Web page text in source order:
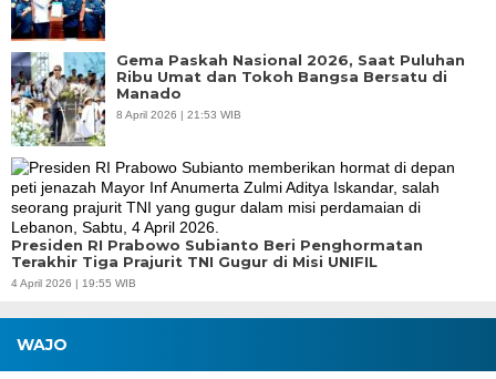
Gema Paskah Nasional 2026, Saat Puluhan
Ribu Umat dan Tokoh Bangsa Bersatu di
Manado
8 April 2026 | 21:53 WIB
Presiden RI Prabowo Subianto Beri Penghormatan
Terakhir Tiga Prajurit TNI Gugur di Misi UNIFIL
4 April 2026 | 19:55 WIB
WAJO